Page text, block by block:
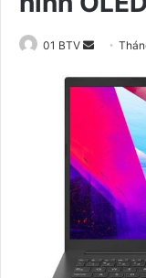
01 BTV
n
e
m
a
i
l